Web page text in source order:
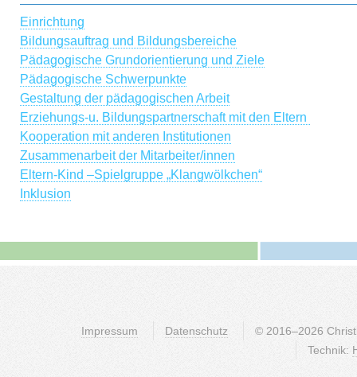
Einrichtung
Bildungsauftrag und Bildungsbereiche
Pädagogische Grundorientierung und Ziele
Pädagogische Schwerpunkte
Gestaltung der pädagogischen Arbeit
Erziehungs-u. Bildungspartnerschaft mit den Eltern
Kooperation mit anderen Institutionen
Zusammenarbeit der Mitarbeiter/innen
Eltern-Kind –Spielgruppe „Klangwölkchen“
Inklusion
Impressum Datenschutz
© 2016–2026
Technik: